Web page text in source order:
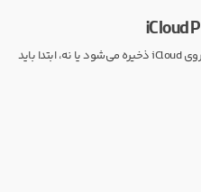
اگر هنوز مطمئن نیستید که عکس‌هایتان روی iCloud ذخیره می‌شود یا نه، ابتدا باید